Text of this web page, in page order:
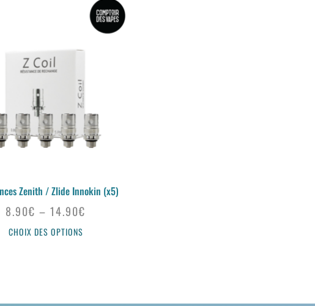
Zenith / Zlide Innokin (x5)
8.90€ –14.90€
CHOIX DES OPTIONS